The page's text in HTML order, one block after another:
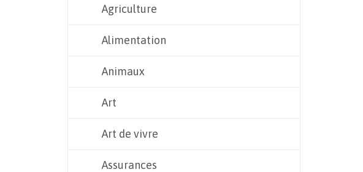
Agriculture
Alimentation
Animaux
Art
Art de vivre
Assurances